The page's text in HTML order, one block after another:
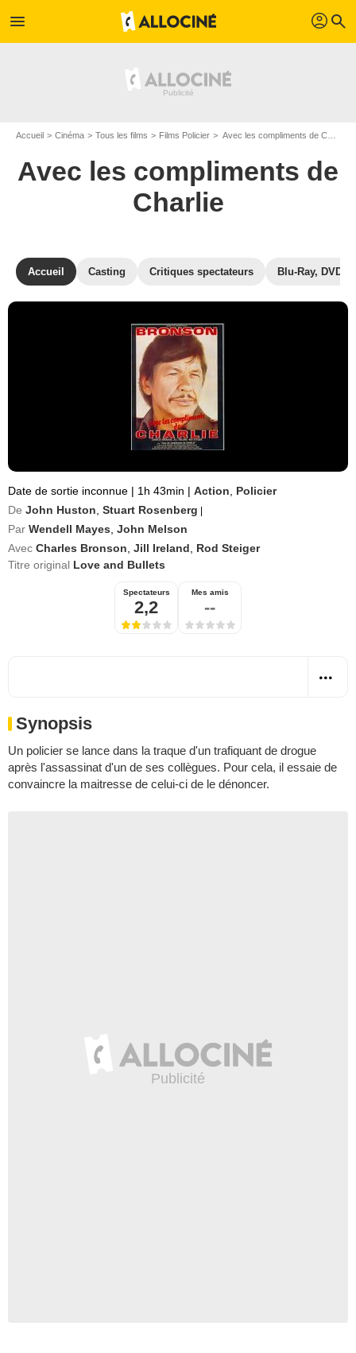
menu profil search
Accueil Cinéma Tous les films Films Policier Avec les compliments de Charlie de John Huston et Stuart Rosenberg
Avec les compliments de
Charlie
Accueil Casting Critiques spectateurs Blu-Ray, DVD
Date de sortie inconnue | 1h 43min | Action
Policier
De John Huston Stuart Rosenberg
Par Wendell Mayes John Melson
Avec Charles Bronson Jill Ireland
Rod Steiger
Titre original Love and Bullets
Spectateurs
2,2
Mes amis
--
Synopsis
Un policier se lance dans la traque d'un trafiquant de drogue
après l'assassinat d'un de ses collègues. Pour cela, il essaie de
convaincre la maitresse de celui-ci de le dénoncer.